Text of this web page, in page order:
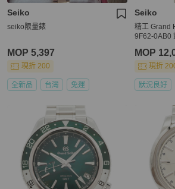
Seiko
seiko限量錶
MOP 5,397
現折 200
全新品 台灣 免運
Seiko
精工 Grand
9F62-0AB0
MOP
現折
狀況良好